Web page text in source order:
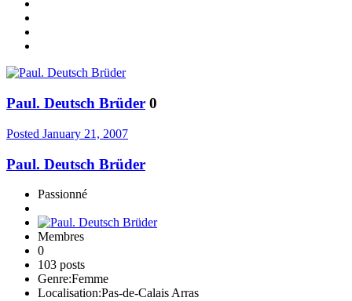
Paul. Deutsch Brüder 0
Posted January 21, 2007
Paul. Deutsch Brüder
Passionné
Membres
0
103 posts
Genre:Femme
Localisation:Pas-de-Calais Arras